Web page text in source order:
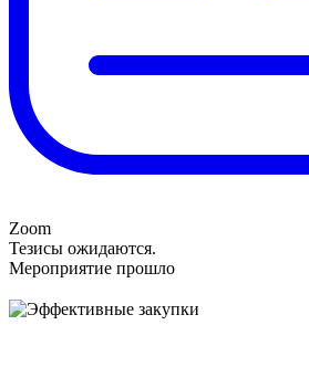
Zoom
Тезисы ожидаются.
Мероприятие прошло